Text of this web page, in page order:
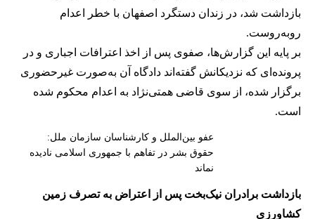
بازداشت شد، در زندان دستگرد اصفهان با خطر اعدام
روبه‌روست.
بر پایه این گزارش‌ها، صفوی پس از اخذ اعترافات اجباری و در
پرونده‌ای که نزدیکانش گفته‌اند دادگاه آن به‌صورت غیرحضوری
برگزار شده، از سوی قاضی همتی‌نژاد به اعدام محکوم شده
است.
عفو بین‌الملل و کارشناسان سازمان ملل:
حقوق بشر در تفاهم با جمهوری اسلامی نادیده
نماند
بازداشت برادران نیک‌بخت پس از اعتراض به تصرف زمین
کشاورزی